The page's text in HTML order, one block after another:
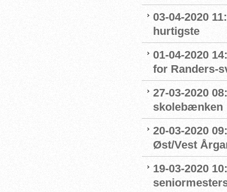
03-04-2020
hurtigste
01-04-2020
for Randers-
27-03-2020
skolebænken
20-03-2020
Øst/Vest
19-03-2020